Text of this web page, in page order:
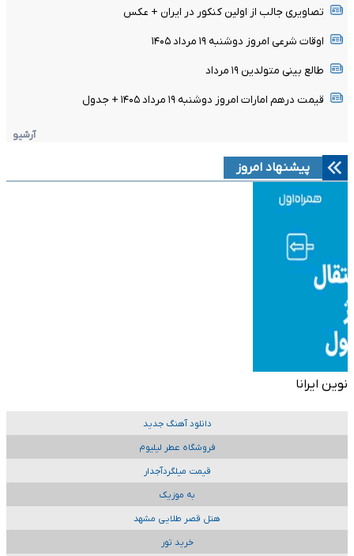
تصاویری جالب از اولین کنکور در ایران + عکس
اوقات شرعی امروز دوشنبه ۱۹ مرداد ۱۴۰۵
طالع بینی متولدین ۱۹ مرداد
قیمت درهم امارات امروز دوشنبه ۱۹ مرداد ۱۴۰۵ + جدول
آرشیو
پیشنهاد امروز
نوین ایرانا
دانلود آهنگ جدید
فروشگاه عطر لیلیوم
قیمت میلگردآجدار
به موزیک
هتل قصر طلایی مشهد
خرید تور